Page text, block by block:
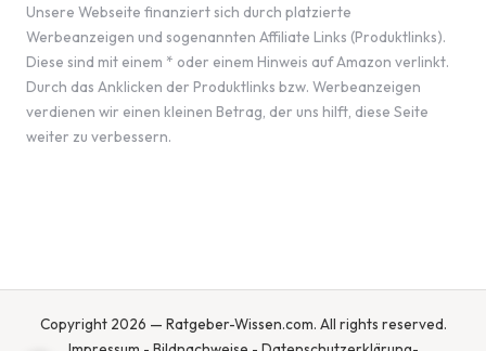
Unsere Webseite finanziert sich durch platzierte
Werbeanzeigen und sogenannten Affiliate Links (Produktlinks).
Diese sind mit einem * oder einem Hinweis auf Amazon verlinkt.
Durch das Anklicken der Produktlinks bzw. Werbeanzeigen
verdienen wir einen kleinen Betrag, der uns hilft, diese Seite
weiter zu verbessern.
Copyright 2026 — Ratgeber-Wissen.com. All rights reserved.